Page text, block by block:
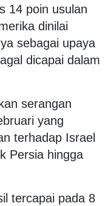
14 poin usulan
dinilai
sebagai upaya
dicapai dalam
serangan
yang
terhadap Israel
Persia hingga
tercapai pada 8